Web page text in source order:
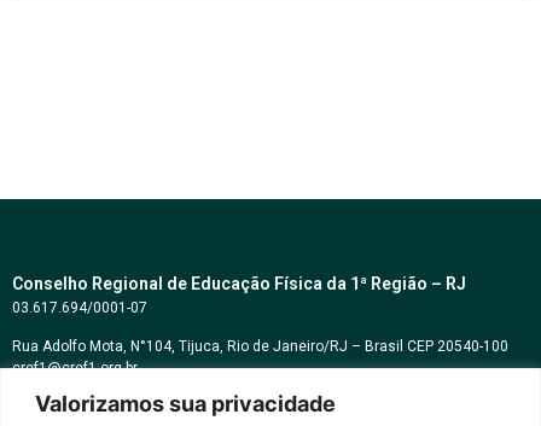
Valorizamos sua privacidade
Conselho Regional de Educação Física da 1ª Região – RJ
03.617.694/0001-07
Rua Adolfo Mota, N°104, Tijuca, Rio de Janeiro/RJ – Brasil CEP 20540-100
cref1@cref1.org.br
Assessoria de comunicação: